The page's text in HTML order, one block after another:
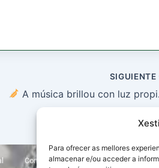
Para ofrecer as mellores
almacenar e/ou acceder a
SIGUIENTE
A música brillou con luz propia na Estrada
Condicións de uso Política de